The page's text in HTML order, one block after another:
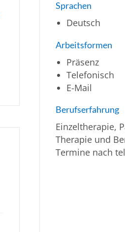
Sprachen
Deutsch
Arbeitsformen
Präsenz
Telefonisch
E-Mail
Berufserfahrung
Einzeltherapie,
Therapie und
Termine nach